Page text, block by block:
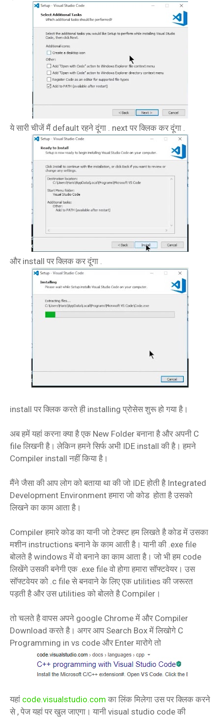
ये सारी चीजें मैं default रहने दूंगा . next पर क्लिक कर दूंगा .
और install पर क्लिक कर दूंगा .
install पर क्लिक करते ही installing प्रोसेस शुरू हो गया है।
अब हमें यहां करना क्या है एक New Folder बनाना है और अपनी C
file लिखनी है। लेकिन हमने सिर्फ अभी IDE install की है। हमने
Compiler install नहीं किया है।
मैंने जैसा की आप लोग को बताया था की जो IDE होती है Integrated
Development Environment हमारा जो कोड होता है उसको
लिखने का काम आता है।
Compiler हमारे कोड का यानी जो टेक्स्ट हम लिखते है कोड में उसका
मशीन instructions बनाने के काम आती है। यानी की .exe file
बोलते है windows में वो बनाने का काम आता है। जो भी हम code
लिखेंगे उसकी बनेगी एक .exe file वो होगा हमारा सॉफ्टवेयर। उस
सॉफ्टवेयर को .c file से बनवाने के लिए एक utilities की जरूरत
पड़ती है और उस utilities को बोलते है Compiler।
तो चलते है वापस अपने google Chrome में और Compiler
Download करते है। अगर आप Search Box में लिखोगे C
Programming in vs code और Enter मारोगे तो
यहां code.visualstudio.com का लिंक मिलेगा उस पर क्लिक करने
से , पेज यहां पर खुल जाएगा। यानी visual studio code की